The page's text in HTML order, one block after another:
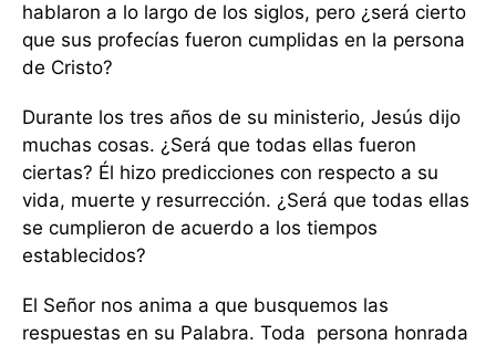
hablaron a lo largo de los siglos, pero ¿será cierto
que sus profecías fueron cumplidas en la persona
de Cristo?
Durante los tres años de su ministerio, Jesús dijo
muchas cosas. ¿Será que todas ellas fueron
ciertas? Él hizo predicciones con respecto a su
vida, muerte y resurrección. ¿Será que todas ellas
se cumplieron de acuerdo a los tiempos
establecidos?
El Señor nos anima a que busquemos las
respuestas en su Palabra. Toda persona honrada